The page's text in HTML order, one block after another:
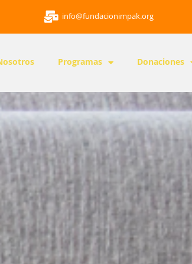
info@fundacionimpak.org
Programas Donaciones